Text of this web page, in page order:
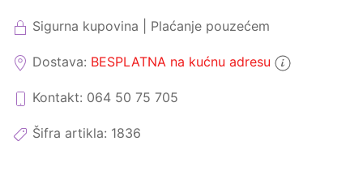
Sigurna kupovina | Plaćanje pouzećem
Dostava: BESPLATNA na kućnu adresu
Kontakt: 064 50 75 705
Šifra artikla: 1836